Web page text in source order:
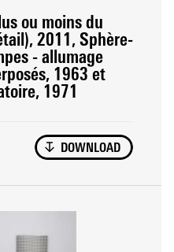
ou moins du
2011, Sphère-
- allumage
1963 et
1971
DOWNLOAD